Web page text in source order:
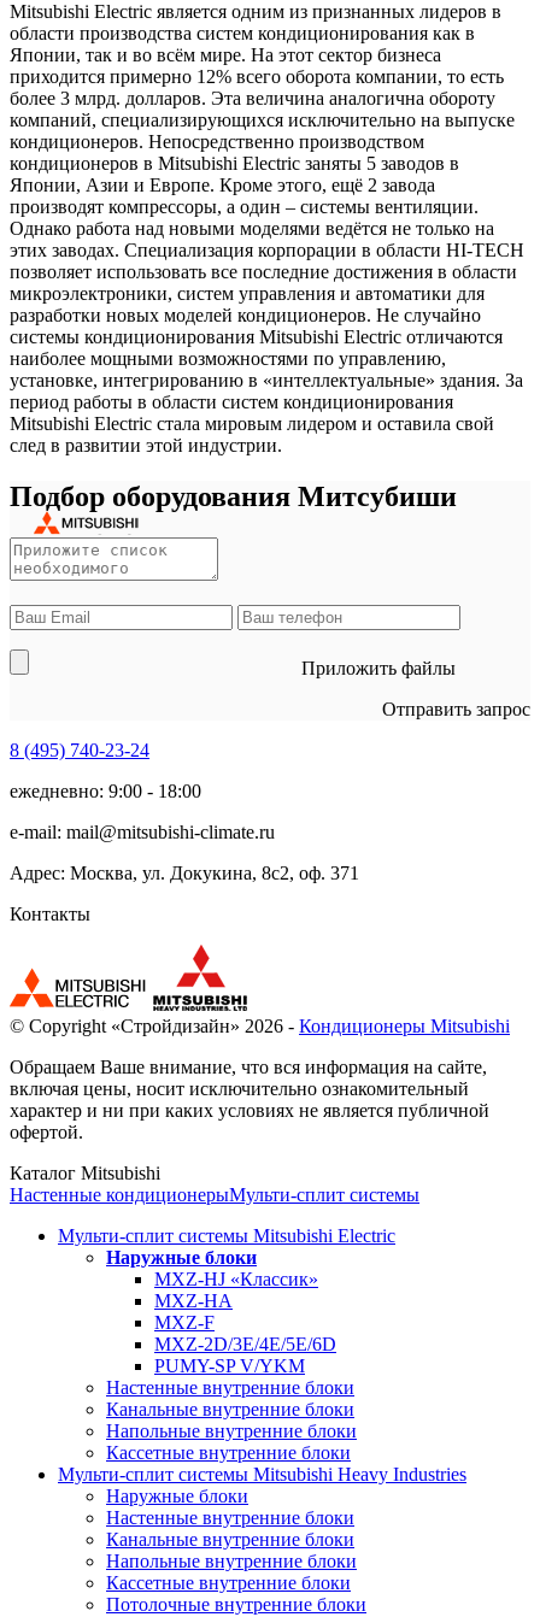
Mitsubishi Electric является одним из признанных лидеров в
области производства систем кондиционирования как в
Японии, так и во всём мире. На этот сектор бизнеса
приходится примерно 12% всего оборота компании, то есть
более 3 млрд. долларов. Эта величина аналогична обороту
компаний, специализирующихся исключительно на выпуске
кондиционеров. Непосредственно производством
кондиционеров в Mitsubishi Electric заняты 5 заводов в
Японии, Азии и Европе. Кроме этого, ещё 2 завода
производят компрессоры, а один – системы вентиляции.
Однако работа над новыми моделями ведётся не только на
этих заводах. Специализация корпорации в области HI-TECH
позволяет использовать все последние достижения в области
микроэлектроники, систем управления и автоматики для
разработки новых моделей кондиционеров. Не случайно
системы кондиционирования Mitsubishi Electric отличаются
наиболее мощными возможностями по управлению,
установке, интегрированию в «интеллектуальные» здания. За
период работы в области систем кондиционирования
Mitsubishi Electric стала мировым лидером и оставила свой
след в развитии этой индустрии.
Подбор оборудования Митсубиши
Приложить файлы
Отправить запрос
8 (495) 740-23-24
ежедневно: 9:00 - 18:00
e-mail: mail@mitsubishi-climate.ru
Адрес: Москва, ул. Докукина, 8с2, оф. 371
Контакты
© Copyright «Стройдизайн» 2026 - Кондиционеры Mitsubishi
Обращаем Ваше внимание, что вся информация на сайте,
включая цены, носит исключительно ознакомительный
характер и ни при каких условиях не является публичной
офертой.
Каталог Mitsubishi
Настенные кондиционерыМульти-сплит системы
Мульти-сплит системы Mitsubishi Electric
Наружные блоки
MXZ-HJ «Классик»
MXZ-HA
MXZ-F
MXZ-2D/3E/4E/5E/6D
PUMY-SP V/YKM
Настенные внутренние блоки
Канальные внутренние блоки
Напольные внутренние блоки
Кассетные внутренние блоки
Мульти-сплит системы Mitsubishi Heavy Industries
Наружные блоки
Настенные внутренние блоки
Канальные внутренние блоки
Напольные внутренние блоки
Кассетные внутренние блоки
Потолочные внутренние блоки